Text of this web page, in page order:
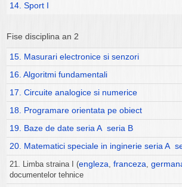
14. Sport I
Fise disciplina an 2
15. Masurari electronice si senzori
16. Algoritmi fundamentali
17. Circuite analogice si numerice
18. Programare orientata pe obiect
19. Baze de date seria A seria B
20. Matematici speciale in inginerie seria A
21. Limba straina I (engleza,franceza,
documentelor tehnice